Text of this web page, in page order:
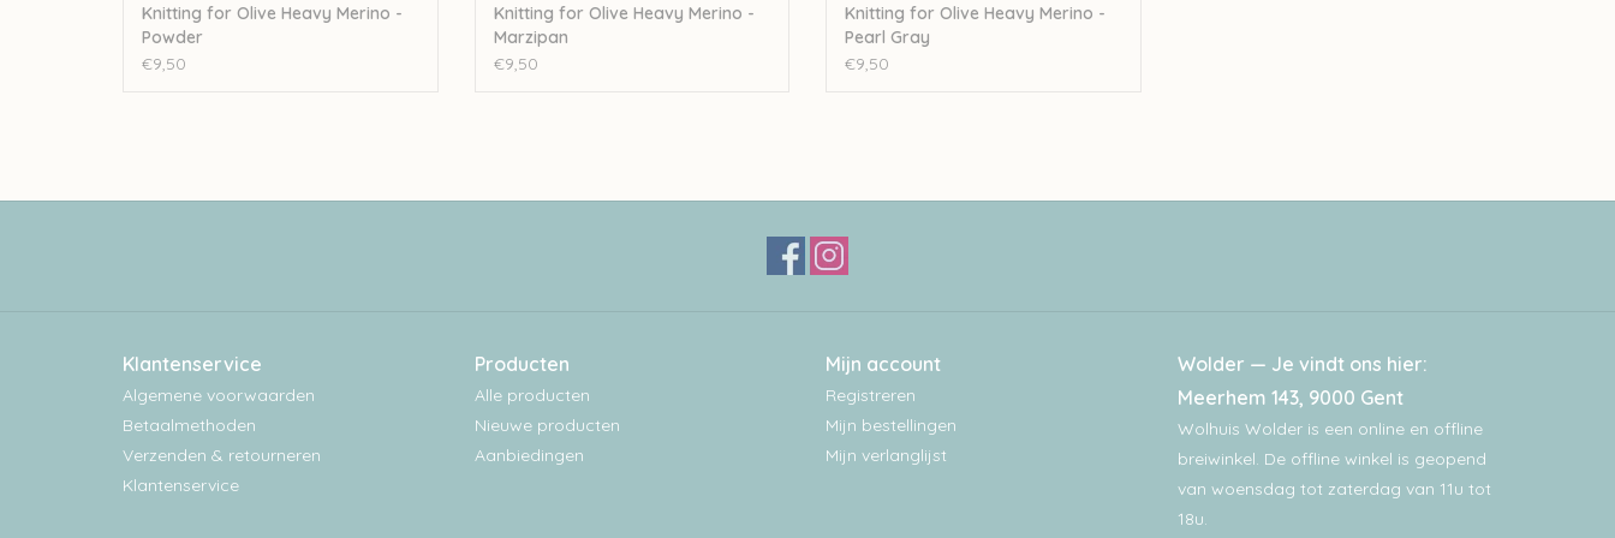
Knitting for Olive Heavy Merino -
Powder
€9,50
Knitting for Olive Heavy Merino -
Marzipan
€9,50
Knitting for Olive Heavy Merino -
Pearl Gray
€9,50
Klantenservice
Algemene voorwaarden
Betaalmethoden
Verzenden & retourneren
Klantenservice
Producten
Alle producten
Nieuwe producten
Aanbiedingen
Mijn account
Registreren
Mijn bestellingen
Mijn verlanglijst
Wolder — Je vindt ons hier:
Meerhem 143, 9000 Gent
Wolhuis Wolder is een online en offline
breiwinkel. De offline winkel is geopend
van woensdag tot zaterdag van 11u tot
18u.